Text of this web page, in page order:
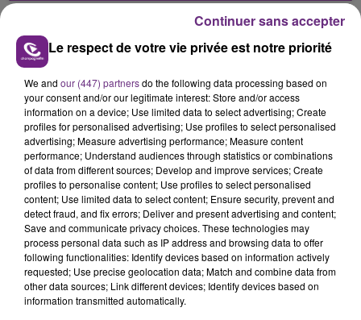
rémois. Le magasin JouéClub est contraint de
fermer ses portes.
TITRES DIFFUSÉS
4h08
4h08
NAÏKA
One Track Mind
4h05
4h05
JUSTIN BIEBER
Love Yourself
Le respect de votre vie privée est notre priorité
We and our (447) partnersdo the following data processing based on
your consent and/or our legitimate interest: Store and/or access
information on a device; Use limited data to select advertising; Create
profiles for personalised advertising; Use profiles to select personalised
advertising; Measure advertising performance; Measure content
performance; Understand audiences through statistics or combinations
of data from different sources; Develop and improve services; Create
profiles to personalise content; Use profiles to select personalised
content; Use limited data to select content; Ensure security, prevent and
detect fraud, and fix errors; Deliver and present advertising and content;
Save and communicate privacy choices. These technologies may
process personal data such as IP address and browsing data to offer
following functionalities: Identify devices based on information actively
requested; Use precise geolocation data; Match and combine data from
other data sources; Link different devices; Identify devices based on
information transmitted automatically.
Continuer sans accepter